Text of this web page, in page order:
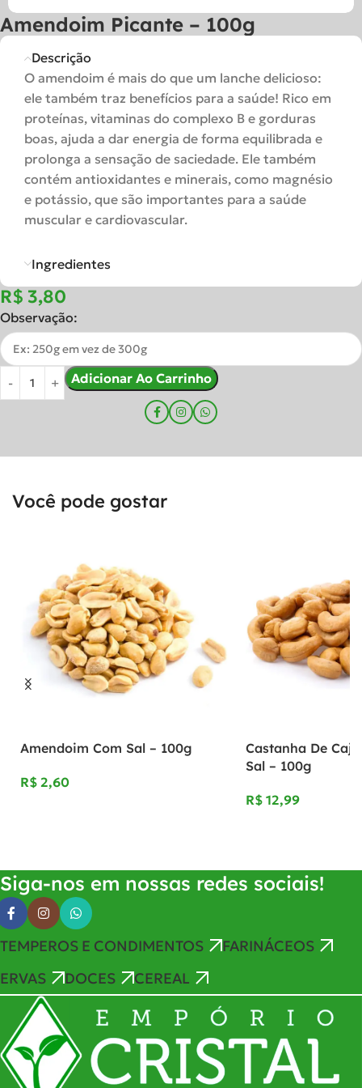
Amendoim Picante – 100g
Descrição
O amendoim é mais do que um lanche delicioso:
ele também traz benefícios para a saúde! Rico em
proteínas, vitaminas do complexo B e gorduras
boas, ajuda a dar energia de forma equilibrada e
prolonga a sensação de saciedade. Ele também
contém antioxidantes e minerais, como magnésio
e potássio, que são importantes para a saúde
muscular e cardiovascular.
Ingredientes
R$
Observação:
Adicionar Ao Carrinho
Você pode gostar
Amendoim Com Sal – 100g
R$
Castanha De
Sal – 100g
R$
Siga-nos em nossas redes sociais!
TEMPEROS E CONDIMENTOS
FARINÁCEOS
ERVAS
DOCES CEREAL